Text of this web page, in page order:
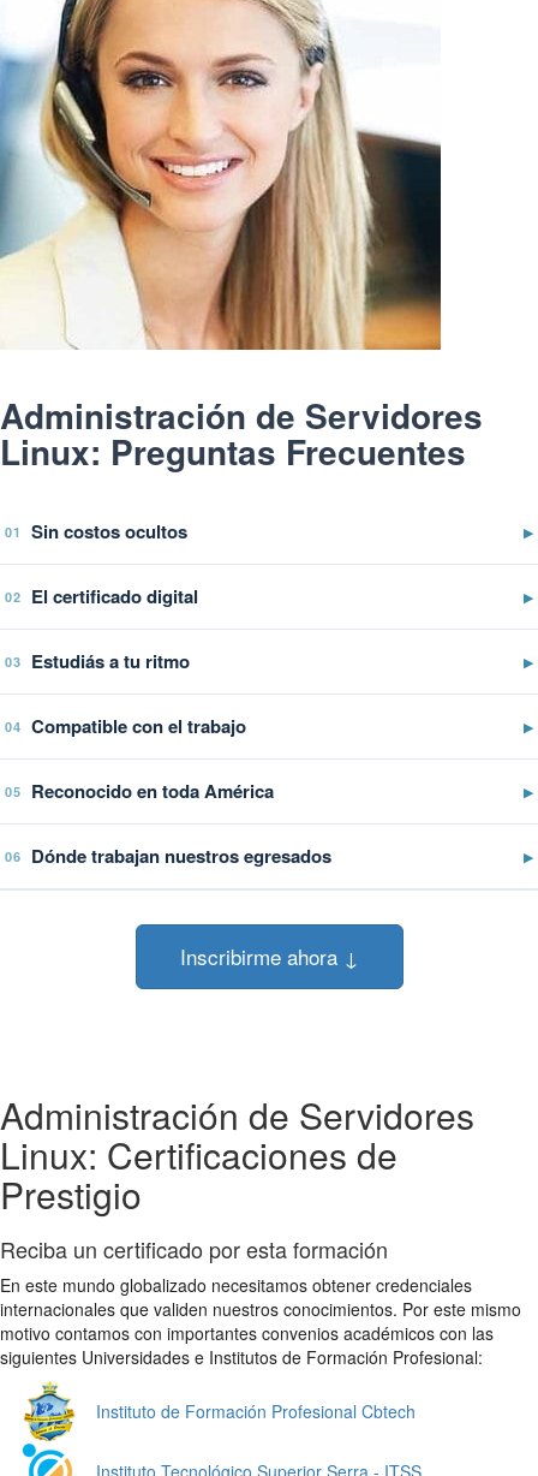
Administración de Servidores
Linux: Preguntas Frecuentes
01 Sin costos ocultos ▶
02 El certificado digital ▶
03 Estudiás a tu ritmo ▶
04 Compatible con el trabajo ▶
05 Reconocido en toda América ▶
06 Dónde trabajan nuestros egresados ▶
Inscribirme ahora ↓
Administración de Servidores
Linux: Certificaciones de
Prestigio
Reciba un certificado por esta formación
En este mundo globalizado necesitamos obtener credenciales
internacionales que validen nuestros conocimientos. Por este mismo
motivo contamos con importantes convenios académicos con las
siguientes Universidades e Institutos de Formación Profesional:
Instituto de Formación Profesional Cbtech
Instituto Tecnológico Superior Serra - ITSS